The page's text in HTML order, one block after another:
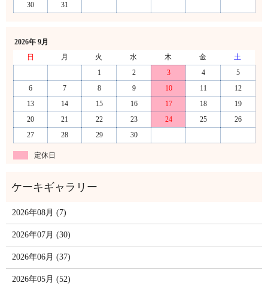
30
31
2026年 9月
日
月 火 水 木 金
土
1
2 3 4
5
6
7 8 9 10 11
12
13
14 15 16 17 18
19
20
21 22 23 24 25
26
27
28 29 30
定休日
2026年08月 (7)
2026年07月 (30)
2026年06月 (37)
2026年05月 (52)